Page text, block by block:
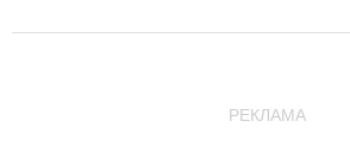
РЕКЛАМА